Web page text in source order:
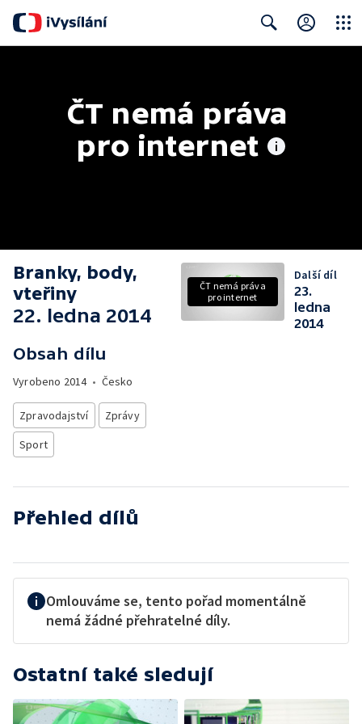
ČT nemá práva
pro internet
Branky, body,
vteřiny
22. ledna 2014
Obsah dílu
Vyrobeno 2014• Česko
Zpravodajství
Zprávy
Sport
ČT nemá práva
pro internet
Další díl
23.
ledna
2014
Přehled dílů
Omlouváme se, tento pořad momentálně
nemá žádné přehratelné díly.
Ostatní také sledují